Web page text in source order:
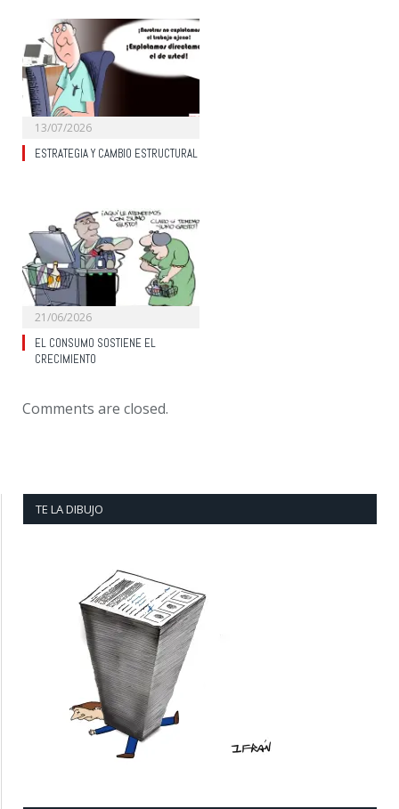
13/07/2026
ESTRATEGIA Y CAMBIO ESTRUCTURAL
21/06/2026
EL CONSUMO SOSTIENE EL
CRECIMIENTO
Comments are closed.
TE LA DIBUJO